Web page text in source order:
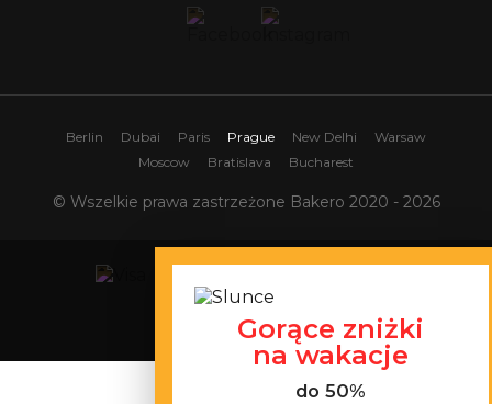
© Wszelkie prawa zastrzeżone Bakero 2020 - 2026
Berlin Dubai Paris Prague New Delhi
Warsaw
Moscow
Bratislava Bucharest
Mapa witryny
Gorące zniżki
na wakacje
do 50%